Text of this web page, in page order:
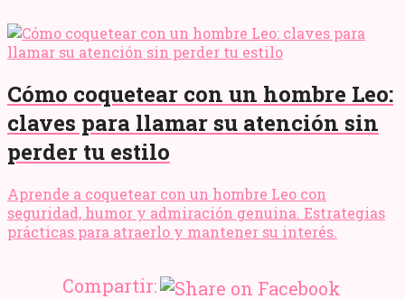
Cómo coquetear con un hombre Leo:
claves para llamar su atención sin
perder tu estilo
Aprende a coquetear con un hombre Leo con
seguridad, humor y admiración genuina. Estrategias
prácticas para atraerlo y mantener su interés.
Compartir: